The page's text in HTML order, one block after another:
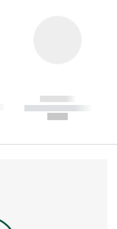
------------
----------- -----------